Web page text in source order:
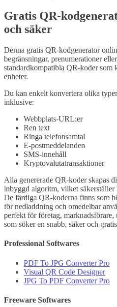
Gratis QR-
och säker
Denna gratis QR-kodgenerator
begränsningar, prenumerationer
standardkompatibla QR-koder som
enheter.
Du kan enkelt konvertera olika
inklusive:
Webbplats-URL:er
Ren text
Ringa telefonsamtal
E-postmeddelanden
SMS-innehåll
Kryptovalutatransaktioner
Alla genererade QR-koder skapas
inbyggd algoritm, vilket säkerställer
De färdiga QR-koderna finns som
för nedladdning och omedelbar
perfekt för företag,
som söker en snabb, säker och
Professional Softwares
PDF To JPG Converter Pro
Visual QR Code Designer
JPG To PDF Converter Pro
Freeware Softwares